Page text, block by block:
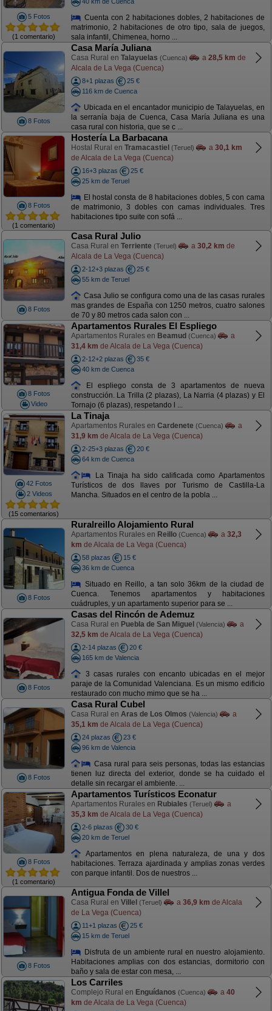
5 Fotos
(1 comentario)
Cuenta con 2 habitaciones dobles, 2 habitaciones de
matrimonio, 2 habitaciones de otro tipo, sala de juegos,
sala infantil, Chimenea, horno ...
8 Fotos
Casa María Juliana
Casa Rural en Talayuelas (Cuenca) a 28,5 km de
Alcala de La Vega (Cuenca)
8+1 plazas
25 €
116 km de Cuenca
Ubicada en el encantador municipio de Talayuelas, en
la serranía baja de Cuenca, Casa María Juliana es una
casa rural con historia, que se c ...
8 Fotos
(1 comentario)
Hostería La Barbacana
Hostal Rural en Tramacastiel (Teruel) a 30,1 km
de Alcala de La Vega (Cuenca)
16+3 plazas
25 €
25 km de Teruel
El hostal consta de 8 habitaciones dobles, 5 con cama
de matrimonio, 3 dobles con camas individuales. Tres
habitaciones tipo suite con sofá ...
8 Fotos
Casa Rural Julio
Casa Rural en Terriente (Teruel) a 30,2 km de
Alcala de La Vega (Cuenca)
2-12+3 plazas
25 €
55 km de Teruel
Casa Julio se configura como una de las casas rurales
mas grandes de España con 1250 metros, cuatro salones
de 70 y 80 metros cada salon con ...
8 Fotos
Video
Apartamentos Rurales El Espliego
Apartamentos Rurales en Beamud (Cuenca)
a
31,4 km de Alcala de La Vega (Cuenca)
2-12+2 plazas
35 €
40 km de Cuenca
El espliego consta de 3 apartamentos de nueva
construcción. La Trilla (2 plazas), La Narria (4 plazas) y El
Tornajo (6 plazas), respetando l ...
42 Fotos
2 Videos
(15 comentarios)
La Tinaja
Apartamentos Rurales en Cardenete (Cuenca)
a
31,9 km de Alcala de La Vega (Cuenca)
2-25+3 plazas
20 €
64 km de Cuenca
La Tinaja ha sido calificada como Apartamentos
Turísticos de dos llaves por Turismo de Castilla-La
Mancha. Situados en el centro de la pobla ...
8 Fotos
Ruralreillo Alojamiento Rural
Apartamentos Rurales en Reillo (Cuenca) a 32,3
km de Alcala de La Vega (Cuenca)
58 plazas
15 €
36 km de Cuenca
Situado en Reillo, a tan solo 36km de la ciudad de
Cuenca. Tenemos apartamentos y habitaciones
cuádruples, y un apartamento superior para se ...
8 Fotos
Casas del Rincón de Ademuz
Casa Rural en Puebla de San Miguel (Valencia)
a
32,5 km de Alcala de La Vega (Cuenca)
2-14 plazas
20 €
165 km de Valencia
3 casas rurales con encanto ubicadas en el mejor
paraje de la Comunidad Valenciana. Es un mismo edificio
restaurado con mucho mimo que se ha ...
8 Fotos
Casa Rural Cubel
Casa Rural en Aras de Los Olmos (Valencia)
a
35,1 km de Alcala de La Vega (Cuenca)
24 plazas
23 €
96 km de Valencia
Casa rural para seis personas, todas las estancias
tienen luz directa del exterior, donde se ha cuidado el
detalle sin recargar el ambiente. ...
8 Fotos
(1 comentario)
Apartamentos Turísticos Econatur
Apartamentos Rurales en Rubiales (Teruel)
a
35,3 km de Alcala de La Vega (Cuenca)
2-6 plazas
30 €
20 km de Teruel
Apartamentos en plena naturaleza, de una y dos
habitaciones. Terraza ajardinada y amplias zonas verdes
con parque infantil. Dos de nuestros ...
8 Fotos
Antigua Fonda de Villel
Casa Rural en Villel (Teruel) a 36,9 km de Alcala
de La Vega (Cuenca)
11+1 plazas
25 €
15 km de Teruel
Disfruta de un ambiente rural en nuestro alojamiento.
Habitaciones amplias con dos estancias, dormitorio con
baño y sala de estar con mesa, ...
Los Carriles
Complejo Rural en Enguídanos (Cuenca) a 40
km de Alcala de La Vega (Cuenca)